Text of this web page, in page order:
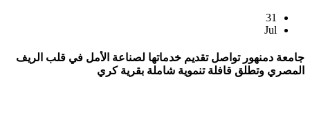
31
Jul
جامعة دمنهور تواصل تقديم خدماتها لصناعة الأمل في قلب الريف
المصري وتطلق قافلة تنموية شاملة بقرية كري